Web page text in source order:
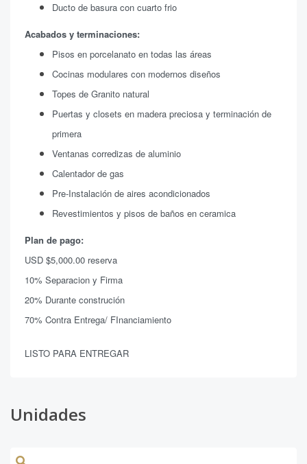
Ducto de basura con cuarto frio
Acabados y terminaciones:
Pisos en porcelanato en todas las áreas
Cocinas modulares con modernos diseños
Topes de Granito natural
Puertas y closets en madera preciosa y terminación de
primera
Ventanas corredizas de aluminio
Calentador de gas
Pre-Instalación de aires acondicionados
Revestimientos y pisos de baños en ceramica
Plan de pago:
USD $5,000.00 reserva
10% Separacion y Firma
20% Durante construción
70% Contra Entrega/ FInanciamiento
LISTO PARA ENTREGAR
Unidades